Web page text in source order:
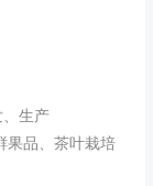
生产
果品、茶叶栽培